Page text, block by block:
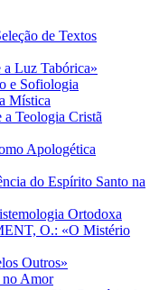
de Textos
Luz Tabórica»
e Sofiologia
Mística
a Teologia Cristã
Apologética
do Espírito Santo na
Ortodoxa
O.: «O Mistério
Outros»
Amor